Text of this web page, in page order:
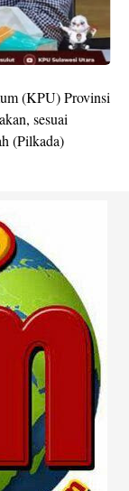
(KPU) Provinsi
sesuai
(Pilkada)